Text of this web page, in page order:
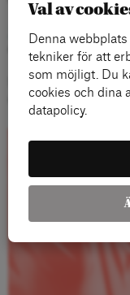
10 samtal klockan 10
experter om aktuella
Samtalet sänds live på
också gå att se i
Val av
Denna
tekniker för att
som möjligt. Du
cookies och dina
datapolicy.